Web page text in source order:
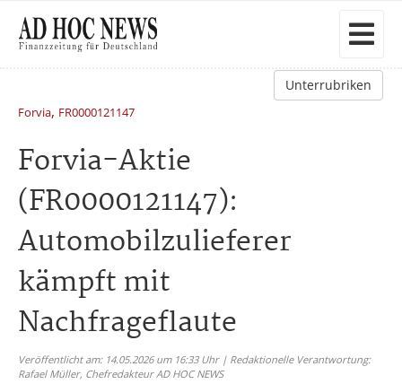
Unterrubriken
Forvia, FR0000121147
Forvia-Aktie
(FR0000121147):
Automobilzulieferer
kämpft mit
Nachfrageflaute
Veröffentlicht am: 14.05.2026 um 16:33 Uhr | Redaktionelle Verantwortung:
Rafael Müller, Chefredakteur AD HOC NEWS